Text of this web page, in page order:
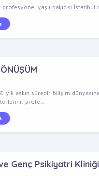
yaşlı bakıcısı İstanbul
aşkın süredir bilişim
profe...
Genç Psikiyatri Kliniği